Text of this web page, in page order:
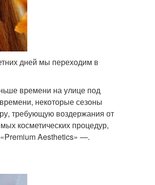
дней мы переходим в
времени на улице под
некоторые сезоны
требующую воздержания от
косметических процедур,
Aesthetics» —.